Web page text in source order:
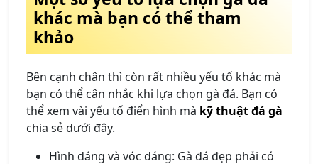
khác mà bạn có thể tham
khảo
Bên cạnh chân thì còn rất nhiều yếu tố khác mà
bạn có thể cân nhắc khi lựa chọn gà đá. Bạn có
thể xem vài yếu tố điển hình mà kỹ thuật đá gà
chia sẻ dưới đây.
Hình dáng và vóc dáng: Gà đá đẹp phải có